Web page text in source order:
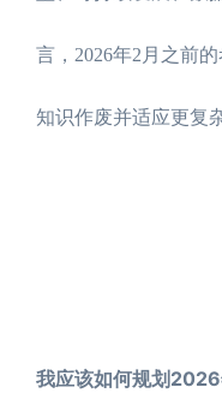
言，2026年2月之前
知识作废并适应更复
我应该如何规划